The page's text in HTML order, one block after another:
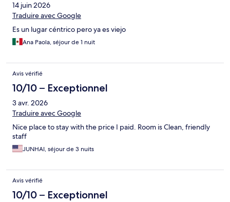
14 juin 2026
Traduire avec Google
Es un lugar céntrico pero ya es viejo
Ana Paola, séjour de 1 nuit
Avis vérifié
10/10 – Exceptionnel
3 avr. 2026
Traduire avec Google
Nice place to stay with the price I paid. Room is Clean, friendly
staff
JUNHAI, séjour de 3 nuits
Avis vérifié
10/10 – Exceptionnel